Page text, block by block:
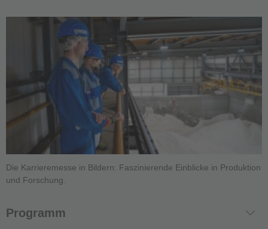
Die Karrieremesse in Bildern: Faszinierende Einblicke in Produktion
und Forschung.
Programm